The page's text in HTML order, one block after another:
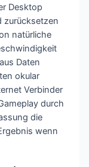
Desktop
zurücksetzen
natürliche
Daten
okular
Verbinder
durch
die
wenn